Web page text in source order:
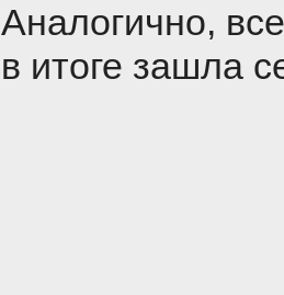
Аналогично,
в итоге зашла